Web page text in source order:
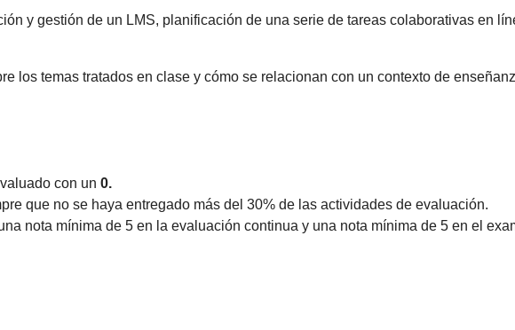
y gestión de un LMS, planificación de una serie de tareas colaborativas en
los temas tratados en clase y cómo se relacionan con un contexto de
con un 0.
que no se haya entregado más del 30% de las actividades de evaluación.
nota mínima de 5 en la evaluación continua y una nota mínima de 5 en el